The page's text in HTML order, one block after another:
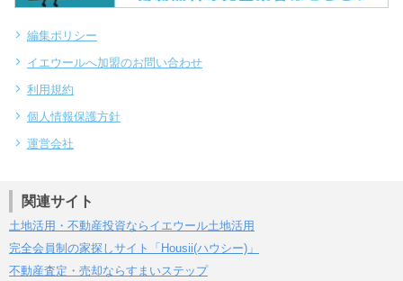
編集ポリシー
イエウールへ加盟のお問い合わせ
利用規約
個人情報保護方針
運営会社
関連サイト
土地活用・不動産投資ならイエウール土地活用
完全会員制の家探しサイト「Housii(ハウシー)」
不動産査定・売却ならすまいステップ